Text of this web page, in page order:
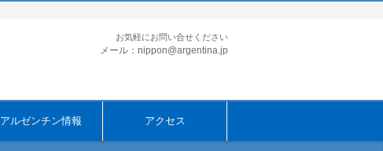
お気軽にお問い合せください
メール：nippon@argentina.jp
アルゼンチン情報 アクセス